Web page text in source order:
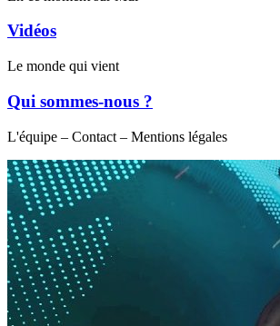
Vidéos
Le monde qui vient
Qui sommes-nous ?
L'équipe – Contact – Mentions légales